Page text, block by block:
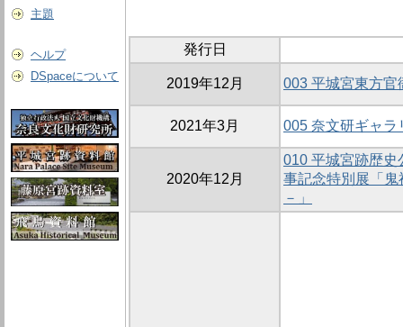
主題
ヘルプ
DSpaceについて
発行日
2019年12月 003 平城宮東方官
2021年3月 005 奈文研ギャラ
2020年12月
010 平城宮跡歴史
事記念特別展「
－」